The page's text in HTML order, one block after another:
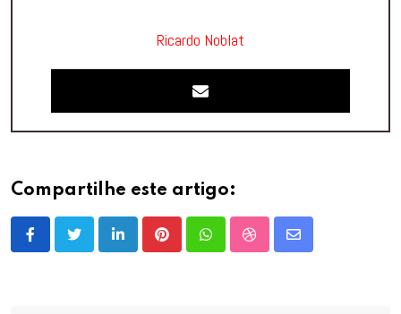
Ricardo Noblat
Compartilhe este artigo:
LinkedInPinterestWhatsappStumbleUpon
Share